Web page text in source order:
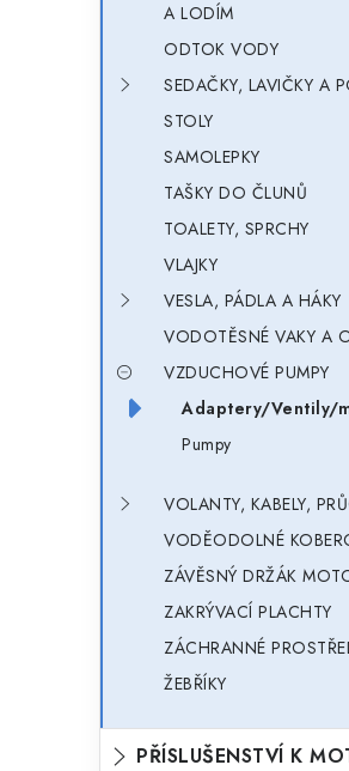
A LODÍM
ODTOK VODY
SEDAČKY, LAVIČKY A
STOLY
SAMOLEPKY
TAŠKY DO ČLUNŮ
TOALETY, SPRCHY
VLAJKY
VESLA, PÁDLA A HÁKY
VODOTĚSNÉ VAKY A
VZDUCHOVÉ PUMPY
Adaptery/Ventily/
Pumpy
VOLANTY, KABELY,
VODĚODOLNÉ
ZÁVĚSNÝ DRŽÁK
ZAKRÝVACÍ PLACHTY
ZÁCHRANNÉ
ŽEBŘÍKY
PŘÍSLUŠENSTVÍ K